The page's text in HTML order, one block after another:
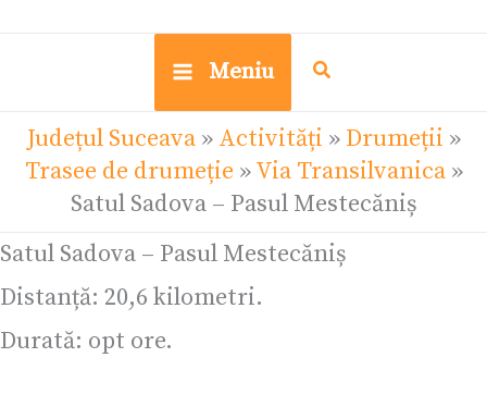
Meniu
Județul Suceava» Activități » Drumeții »
Trasee de drumeție »Via Transilvanica»
Satul Sadova – Pasul Mestecăniș
Satul Sadova – Pasul Mestecăniș
Distanță: 20,6 kilometri.
Durată: opt ore.